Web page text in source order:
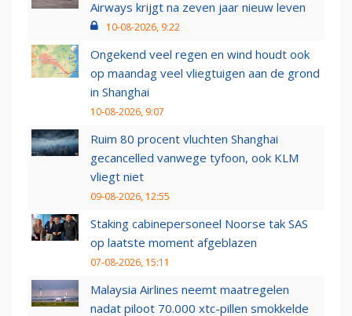
Airways krijgt na zeven jaar nieuw leven
10-08-2026, 9:22
Ongekend veel regen en wind houdt ook
op maandag veel vliegtuigen aan de grond
in Shanghai
10-08-2026, 9:07
Ruim 80 procent vluchten Shanghai
gecancelled vanwege tyfoon, ook KLM
vliegt niet
09-08-2026, 12:55
Staking cabinepersoneel Noorse tak SAS
op laatste moment afgeblazen
07-08-2026, 15:11
Malaysia Airlines neemt maatregelen
nadat piloot 70.000 xtc-pillen smokkelde